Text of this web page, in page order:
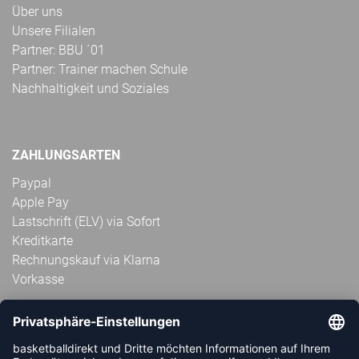
Über uns
Unsere Filialen
Partner: BBU ´01
Partner: Trainer machen Schule
Nachhaltigkeit und Soziales
ZAHLUNGSARTEN
Paypal
Apple Pay
Lastschrift (ELV) via Sofort
Kreditkarte
Rechnungskauf via Klarna
Vorkasse
ABONNIERE JETZT DEN KOSTENLOSEN
HANDBALLDIREKT-NEWSLETTER UND VERPASSE KEINE